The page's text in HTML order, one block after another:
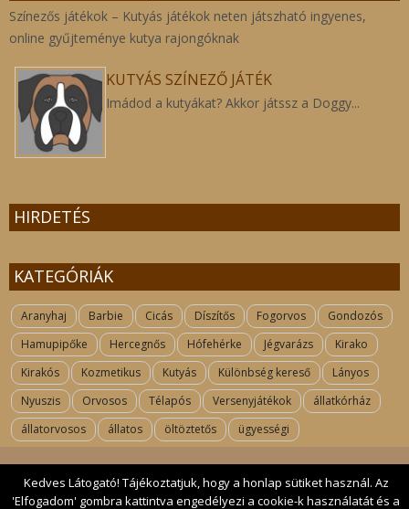
Színezős játékok – Kutyás játékok neten játszható ingyenes,
online gyűjteménye kutya rajongóknak
KUTYÁS SZÍNEZŐ JÁTÉK
Imádod a kutyákat? Akkor játssz a Doggy...
HIRDETÉS
KATEGÓRIÁK
Aranyhaj Barbie Cicás Díszítős Fogorvos
Gondozós
Hamupipőke
Hercegnős Hófehérke Jégvarázs
Kirako
Kirakós
Kozmetikus Kutyás Különbség kereső
Lányos
Nyuszis
Orvosos Télapós Versenyjátékok
állatkórház
állatorvosos
állatos öltöztetős ügyességi
Kapcsolat| 2017 All rights reserved. kutyas-jatekok.hu
Kedves Látogató! Tájékoztatjuk, hogy a honlap sütiket használ. Az
'Elfogadom' gombra kattintva engedélyezi a cookie-k használatát és a